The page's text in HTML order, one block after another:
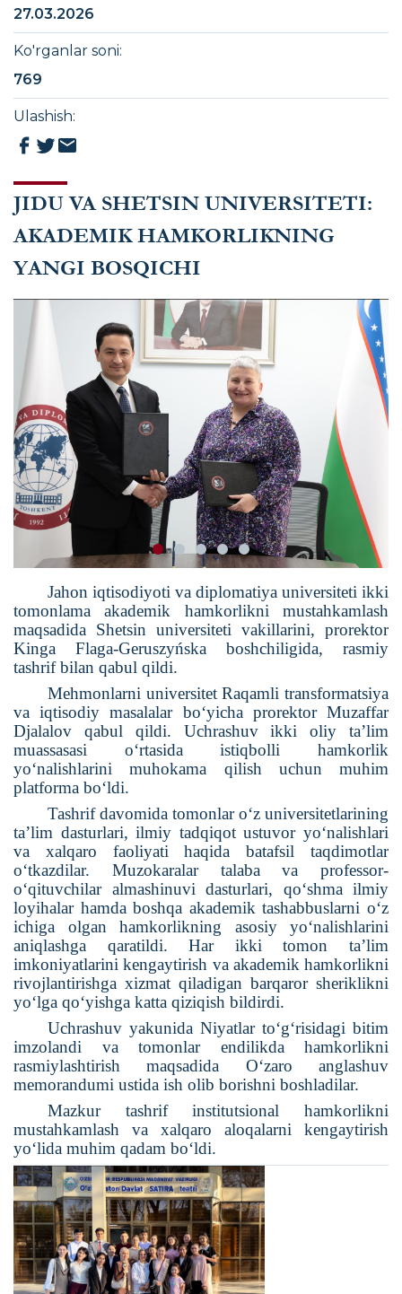
JIDU VA SHETSIN UNIVERSITETI:
AKADEMIK HAMKORLIKNING
YANGI BOSQICHI
Jahon iqtisodiyoti va diplomatiya universiteti ikki
tomonlama akademik hamkorlikni mustahkamlash
maqsadida Shetsin universiteti vakillarini, prorektor
Kinga Flaga-Geruszyńska boshchiligida, rasmiy
tashrif bilan qabul qildi.
Mehmonlarni universitet Raqamli transformatsiya
va iqtisodiy masalalar bo‘yicha prorektor Muzaffar
Djalalov qabul qildi. Uchrashuv ikki oliy ta’lim
muassasasi o‘rtasida istiqbolli hamkorlik
yo‘nalishlarini muhokama qilish uchun muhim
platforma bo‘ldi.
Tashrif davomida tomonlar o‘z universitetlarining
ta’lim dasturlari, ilmiy tadqiqot ustuvor yo‘nalishlari
va xalqaro faoliyati haqida batafsil taqdimotlar
o‘tkazdilar. Muzokaralar talaba va professor-
o‘qituvchilar almashinuvi dasturlari, qo‘shma ilmiy
loyihalar hamda boshqa akademik tashabbuslarni o‘z
ichiga olgan hamkorlikning asosiy yo‘nalishlarini
aniqlashga qaratildi. Har ikki tomon ta’lim
imkoniyatlarini kengaytirish va akademik hamkorlikni
rivojlantirishga xizmat qiladigan barqaror sheriklikni
yo‘lga qo‘yishga katta qiziqish bildirdi.
Uchrashuv yakunida Niyatlar to‘g‘risidagi bitim
imzolandi va tomonlar endilikda hamkorlikni
rasmiylashtirish maqsadida O‘zaro anglashuv
memorandumi ustida ish olib borishni boshladilar.
Mazkur tashrif institutsional hamkorlikni
mustahkamlash va xalqaro aloqalarni kengaytirish
yo‘lida muhim qadam bo‘ldi.
27.03.2026
Ko'rganlar soni:
769
Ulashish: